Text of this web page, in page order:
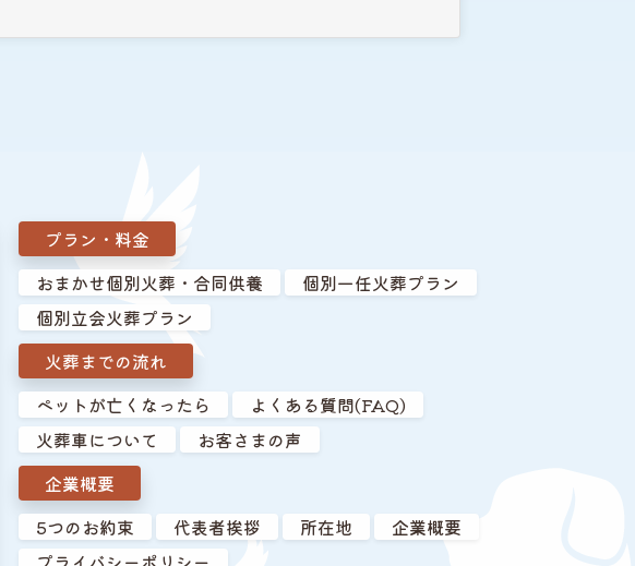
プラン・料金
おまかせ個別火葬・合同供養
個別一任火葬プラン
個別立会火葬プラン
火葬までの流れ
ペットが亡くなったら
よくある質問(FAQ)
火葬車について
お客さまの声
企業概要
5つのお約束
代表者挨拶 所在地
企業概要